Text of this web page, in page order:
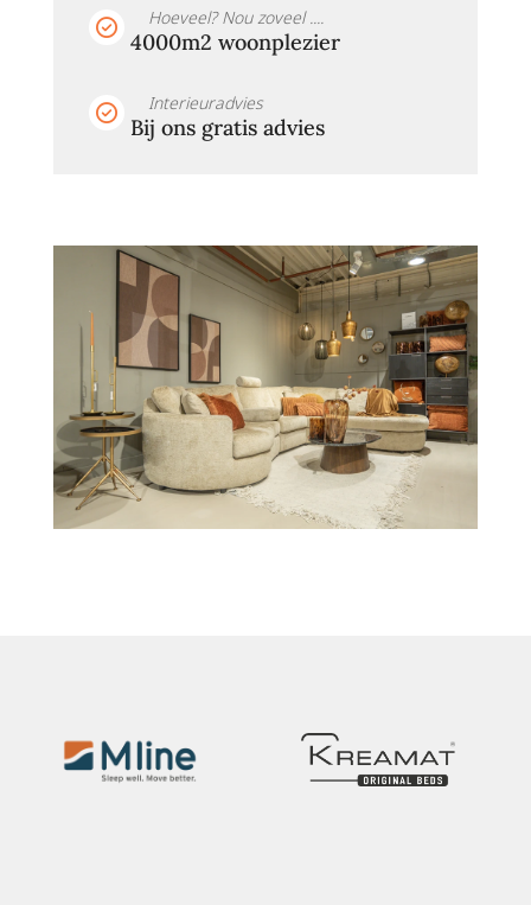
Hoeveel? Nou zoveel ....
4000m2 woonplezier
Interieuradvies
Bij ons gratis advies